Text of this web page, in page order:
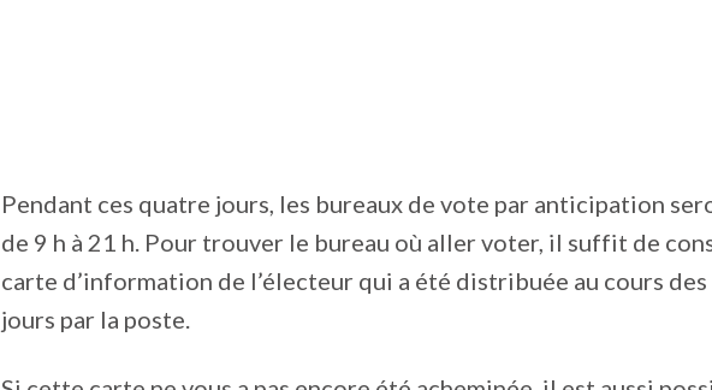
Pendant ces quatre jours, les bureaux de vote par anticipation
de 9 h à 21 h. Pour trouver le bureau où aller voter, il suffit de
carte d’information de l’électeur qui a été distribuée au cours
jours par la poste.